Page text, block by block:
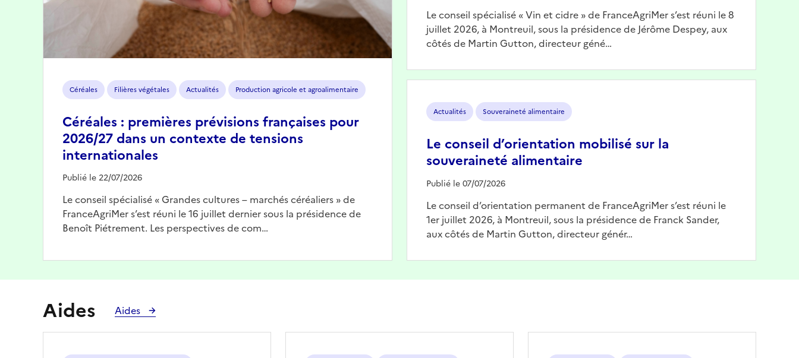
Céréales Filières végétales Actualités Production agricole et agroalimentaire
Céréales : premières prévisions françaises pour
2026/27 dans un contexte de tensions
internationales
Publié le 22/07/2026
Le conseil spécialisé « Grandes cultures – marchés céréaliers » de
FranceAgriMer s’est réuni le 16 juillet dernier sous la présidence de
Benoît Piétrement. Les perspectives de com…
Le conseil spécialisé « Vin et cidre » de FranceAgriMer s’est réuni le 8
juillet 2026, à Montreuil, sous la présidence de Jérôme Despey, aux
côtés de Martin Gutton, directeur géné…
Actualités Souveraineté alimentaire
Le conseil d’orientation mobilisé sur la
souveraineté alimentaire
Publié le 07/07/2026
Le conseil d’orientation permanent de FranceAgriMer s’est réuni le
1er juillet 2026, à Montreuil, sous la présidence de Franck Sander,
aux côtés de Martin Gutton, directeur génér…
Aides Aides